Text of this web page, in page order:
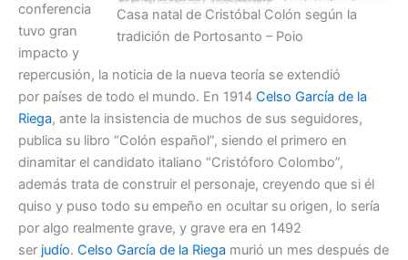
Casa natal de Cristóbal Colón según la
tradición de Portosanto – Poio
conferencia
tuvo gran
impacto y
repercusión, la noticia de la nueva teoría se extendió
por países de todo el mundo. En 1914 Celso García de la
Riega, ante la insistencia de muchos de sus seguidores,
publica su libro “Colón español”, siendo el primero en
dinamitar el candidato italiano “Cristóforo Colombo”,
además trata de construir el personaje, creyendo que si él
quiso y puso todo su empeño en ocultar su origen, lo sería
por algo realmente grave, y grave era en 1492
ser judío. Celso García de la Riega murió un mes después de